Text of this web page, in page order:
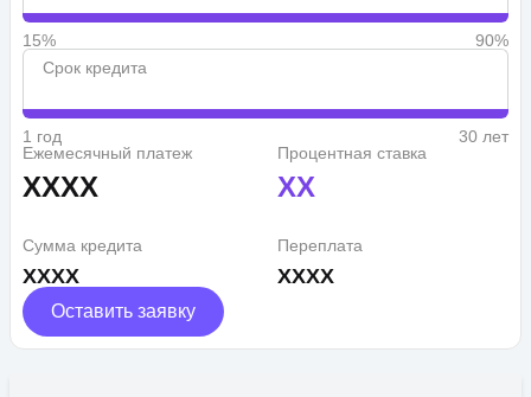
15%
90%
Срок кредита
1 год
30 лет
Ежемесячный платеж
XXXX
Процентная ставка
XX
Сумма кредита
XXXX
Переплата
XXXX
Оставить заявку